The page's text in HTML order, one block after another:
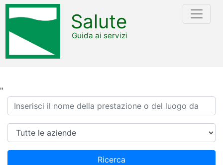
"
Salute
Guida ai servizi
Ricerca
Azienda
Ricerca